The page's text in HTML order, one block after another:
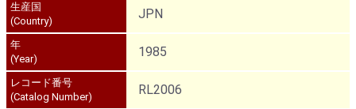
生産国
(Country)
JPN
年
(Year)
1985
レコード番号
(Catalog Number)
RL2006